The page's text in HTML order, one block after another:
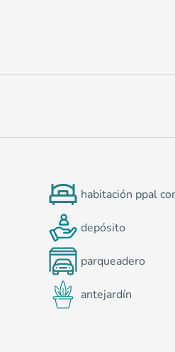
habitación ppal
depósito
parqueadero
antejardín